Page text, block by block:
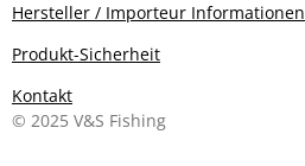
Hersteller / Importeur Informationen
Produkt-Sicherheit
Kontakt
© 2025 V&S Fishing